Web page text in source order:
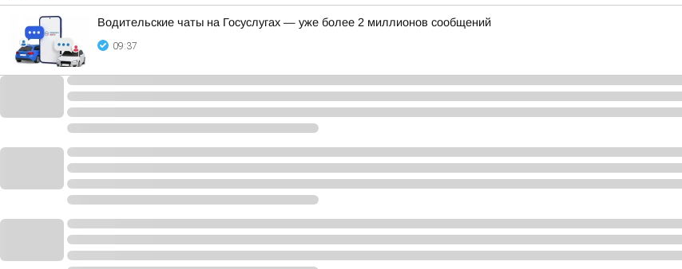
Водительские чаты на Госуслугах — уже более 2 миллионов сообщений
09:37